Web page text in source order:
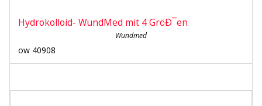
Hydrokolloid- WundMed mit 4 GröÐ¯en
Wundmed
ow 40908